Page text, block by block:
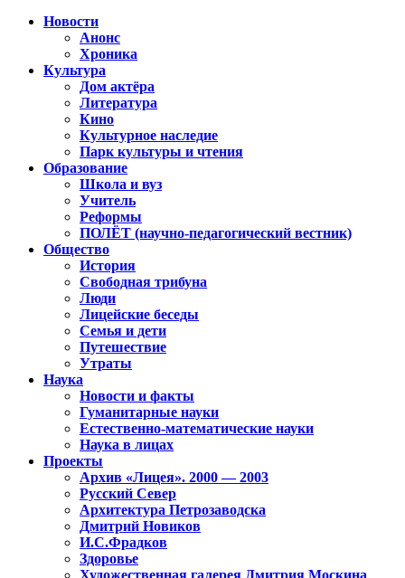
Новости
Анонс
Хроника
Культура
Дом актёра
Литература
Кино
Культурное наследие
Парк культуры и чтения
Образование
Школа и вуз
Учитель
Реформы
ПОЛЁТ (научно-педагогический вестник)
Общество
История
Свободная трибуна
Люди
Лицейские беседы
Семья и дети
Путешествие
Утраты
Наука
Новости и факты
Гуманитарные науки
Естественно-математические науки
Наука в лицах
Проекты
Архив «Лицея». 2000 — 2003
Русский Север
Архитектура Петрозаводска
Дмитрий Новиков
И.С.Фрадков
Здоровье